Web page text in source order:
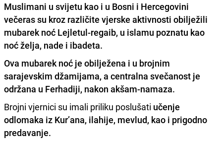
Muslimani u svijetu kao i u Bosni i Hercegovini
večeras su kroz različite vjerske aktivnosti obilježili
mubarek noć Lejletul-regaib, u islamu poznatu kao
noć želja, nade i ibadeta.
Ova mubarek noć je obilježena i u brojnim
sarajevskim džamijama, a centralna svečanost je
održana u Ferhadiji, nakon akšam-namaza.
Brojni vjernici su imali priliku poslušati učenje
odlomaka iz Kur’ana, ilahije, mevlud, kao i prigodno
predavanje.